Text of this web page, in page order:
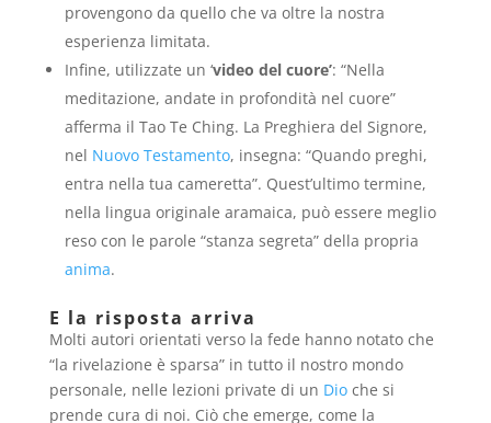
provengono da quello che va oltre la nostra
esperienza limitata.
Infine, utilizzate un ‘video del cuore’: “Nella
meditazione, andate in profondità nel cuore”
afferma il Tao Te Ching. La Preghiera del Signore,
nel Nuovo Testamento, insegna: “Quando preghi,
entra nella tua cameretta”. Quest’ultimo termine,
nella lingua originale aramaica, può essere meglio
reso con le parole “stanza segreta” della propria
anima.
E la risposta arriva
Molti autori orientati verso la fede hanno notato che
“la rivelazione è sparsa” in tutto il nostro mondo
personale, nelle lezioni private di un Dioche si
prende cura di noi. Ciò che emerge, come la